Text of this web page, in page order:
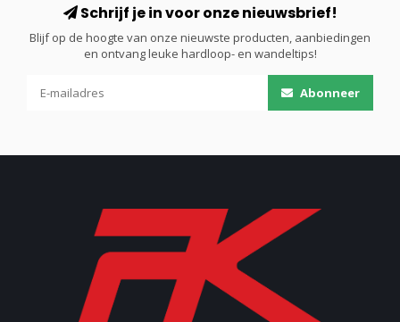
Schrijf je in voor onze nieuwsbrief!
Blijf op de hoogte van onze nieuwste producten, aanbiedingen
en ontvang leuke hardloop- en wandeltips!
Abonneer